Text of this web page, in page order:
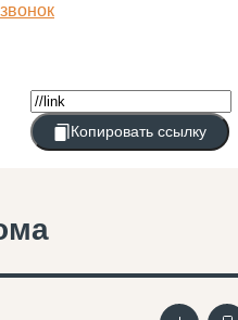
Копировать ссылку